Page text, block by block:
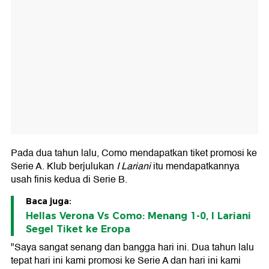
Pada dua tahun lalu, Como mendapatkan tiket promosi ke
Serie A. Klub berjulukan I Larianiitu mendapatkannya
usah finis kedua di Serie B.
Baca juga:
Hellas Verona Vs Como: Menang 1-0, I Lariani
Segel Tiket ke Eropa
"Saya sangat senang dan bangga hari ini. Dua tahun lalu
tepat hari ini kami promosi ke Serie A dan hari ini kami